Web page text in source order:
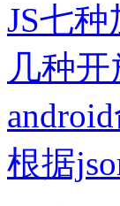
JS七
几种
根据